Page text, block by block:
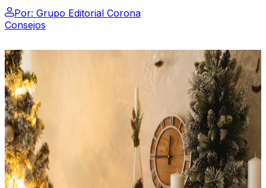
Por: Grupo Editorial Corona
Consejos